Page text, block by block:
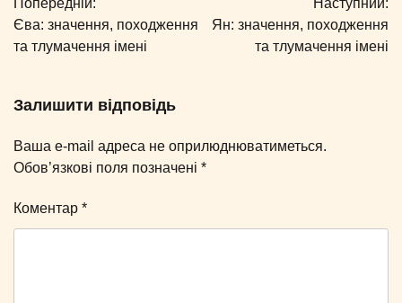
записів
Єва: значення, походження
та тлумачення імені
Ян: значення, походження
та тлумачення імені
Залишити відповідь
Ваша e-mail адреса не оприлюднюватиметься.
Обов’язкові поля позначені *
Коментар *